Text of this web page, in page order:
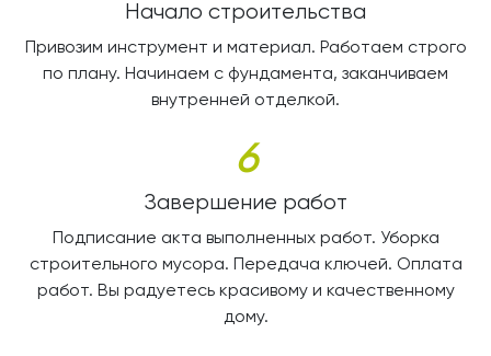
Начало строительства
Привозим инструмент и материал. Работаем строго
по плану. Начинаем с фундамента, заканчиваем
внутренней отделкой.
6
Завершение работ
Подписание акта выполненных работ. Уборка
строительного мусора. Передача ключей. Оплата
работ. Вы радуетесь красивому и качественному
дому.